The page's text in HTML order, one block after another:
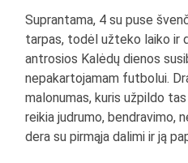
Suprantama, 4 su puse
tarpas, todėl užteko laiko ir
antrosios Kalėdų dienos
nepakartojamam futbolui.
malonumas, kuris užpildo
reikia judrumo, bendravimo,
dera su pirmąja dalimi ir ją